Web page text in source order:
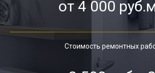
от 4 000
Стоимость ремонтных